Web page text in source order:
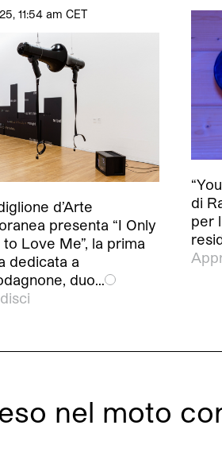
11:54 am CET
d’Arte
presenta “I Only
to Love Me”, la prima
dedicata a
duo…
di
per
nel moto